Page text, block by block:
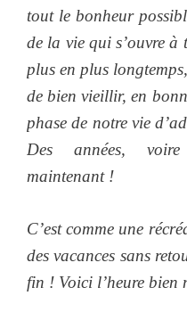
tout le bonheur
de la vie qui s’ouvre à
plus en plus
de bien vieillir, en
phase de notre vie
Des années,
maintenant !
C’est comme une
des vacances sans
fin ! Voici l’heure bien